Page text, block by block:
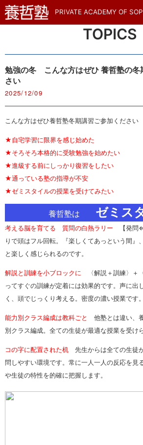
PRIVATE ACADEMY OF
TOPICS
勉強の冬 こんな方はぜひ 養哲塾の冬
さい
2025/12/09
こんな方はぜひ養哲塾冬期講習ご参加ください
★自宅学習に限界を感じ始めた
★そろそろ本格的に受験勉強を始めたい
★進級する前にしっかり復習をしたい
★通っている塾の指導が不安
★ゼミスタイルの授業を受けてみたい
養哲塾は ゼミス
考える脳を育てる 質問の白熱ラリー 【発問
りで頭はフル回転。『楽しくてあっという間』
と楽しく感じられるのです。
解説と訓練を小ブロックに 〈解説＋訓練〉＋
ってすぐの訓練が定着には効果的です。声に出
く、頭でじっくり考える。密度の濃い授業です。
能力別クラス編成は教科ごと
他塾とは違い、
別クラス編成。全ての生徒が最適な授業を受け
コの字に配置された机 先生からは全ての生徒
問しやすい環境です。常に一人一人の反応を見
や生徒の特性を的確に把握します。